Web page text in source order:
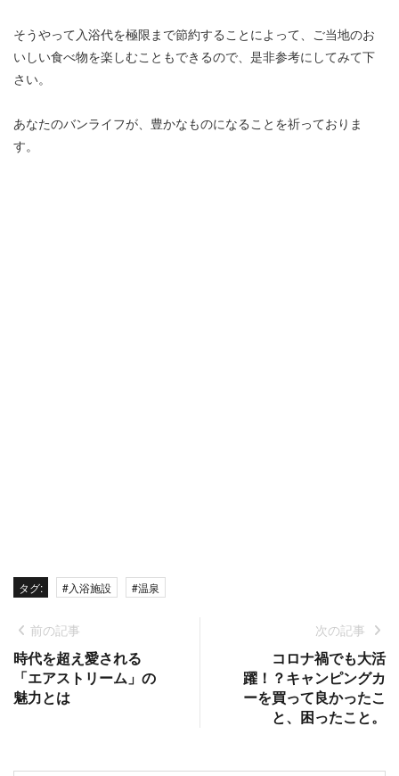
そうやって入浴代を極限まで節約することによって、ご当地のお
いしい食べ物を楽しむこともできるので、是非参考にしてみて下
さい。
あなたのバンライフが、豊かなものになることを祈っておりま
す。
タグ: #入浴施設 #温泉
前の記事
時代を超え愛される
「エアストリーム」の
魅力とは
次の記事
コロナ禍でも大活
躍！？キャンピングカ
ーを買って良かったこ
と、困ったこと。